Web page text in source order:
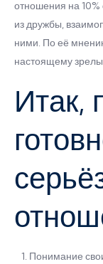
отношения на 10%
из дружбы,
ними. По её
настоящему
Итак,
Понимание